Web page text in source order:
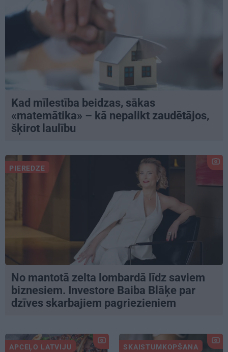
Kad mīlestība beidzas, sākas
«matemātika» – kā nepalikt zaudētājos,
šķirot laulību
PIEREDZE
No mantotā zelta lombardā līdz saviem
biznesiem. Investore Baiba Blāķe par
dzīves skarbajiem pagriezieniem
APCEĻO LATVIJU SKAISTUMKOPŠANA